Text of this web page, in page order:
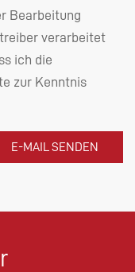
Bearbeitung
verarbeitet
ich die
zur Kenntnis